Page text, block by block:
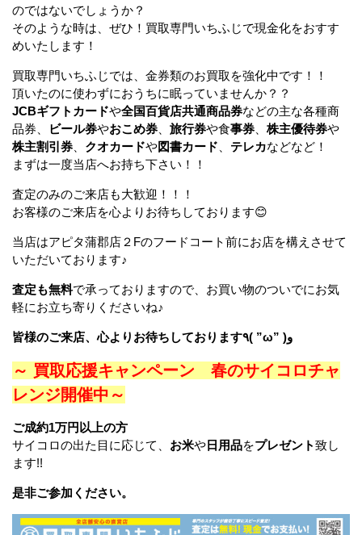
のではないでしょうか？
そのような時は、ぜひ！買取専門いちふじで現金化をおすす
めいたします！
買取専門いちふじでは、金券類のお買取を強化中です！！
頂いたのに使わずにおうちに眠っていませんか？？
JCBギフトカードや全国百貨店共通商品券などの主な各種商
品券、
ビール券やおこめ券 旅行券や食事券 株主優待券や
株主割引券
クオカードや図書カード テレカなどなど！
まずは一度当店へお持ち下さい！！
査定のみのご来店も大歓迎！！！
お客様のご来店を心よりお待ちしております😊
当店はアピタ蒲郡店２Fのフードコート前にお店を構えさせて
いただいております♪
査定も無料で承っておりますので、お買い物のついでにお気
軽にお立ち寄りくださいね♪
皆様のご来店、心よりお待ちしております٩( ”ω” )و
～ 買取応援キャンペーン 春のサイコロチャ
レンジ開催中～
ご成約1万円以上の方
サイコロの出た目に応じて、 お米や 日用品をプレゼント致し
ます!!
是非ご参加ください。